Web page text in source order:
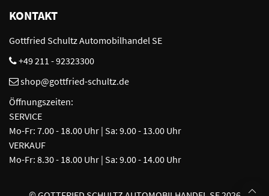
KONTAKT
Gottfried Schultz Automobilhandel SE
+49 211 - 92323300
shop@gottfried-schultz.de
Öffnungszeiten:
SERVICE
Mo-Fr: 7.00 - 18.00 Uhr | Sa: 9.00 - 13.00 Uhr
VERKAUF
Mo-Fr: 8.30 - 18.00 Uhr | Sa: 9.00 - 14.00 Uhr